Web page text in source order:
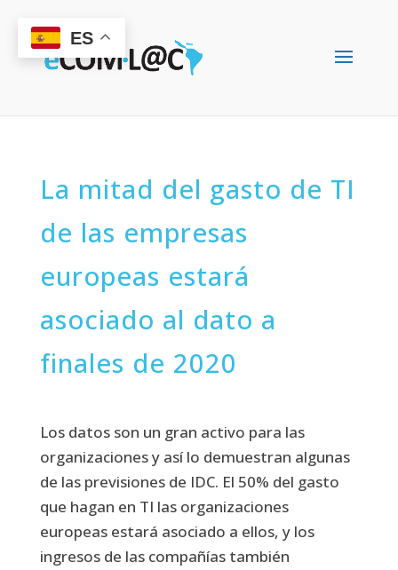
La mitad del gasto de TI
de las empresas
europeas estará
asociado al dato a
finales de 2020
Los datos son un gran activo para las
organizaciones y así lo demuestran algunas
de las previsiones de IDC. El 50% del gasto
que hagan en TI las organizaciones
europeas estará asociado a ellos, y los
ingresos de las compañías también
ES